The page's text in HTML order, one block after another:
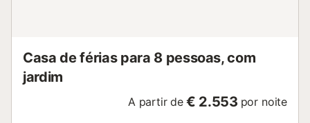
Casa de férias para 8 pessoas, com
jardim
A partir de € 2.553 por noite